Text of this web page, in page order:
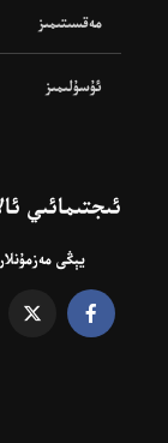
مەقسىتىمىز
ئۇسۇلىمىز
ئىجتىمائىي
يېڭى